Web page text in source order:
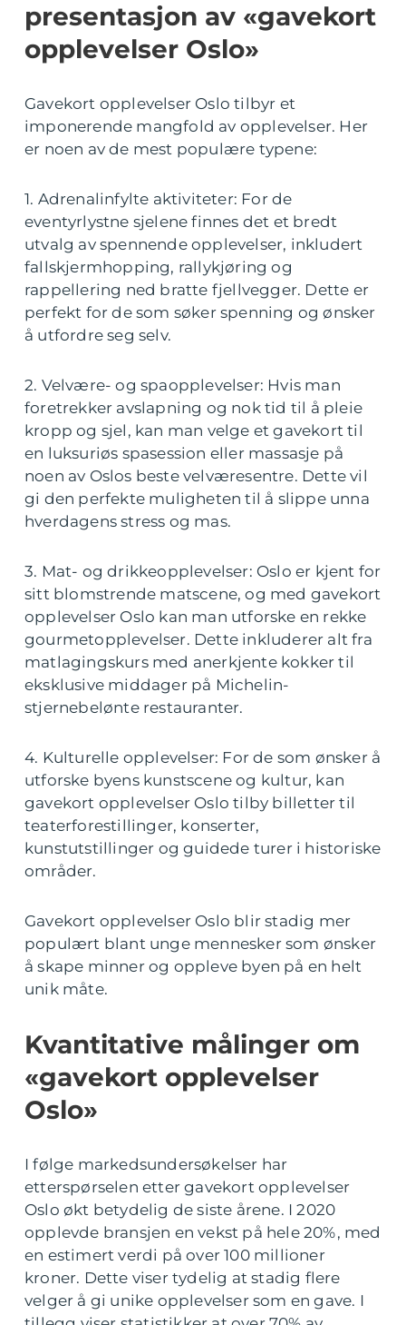
presentasjon av «gavekort
opplevelser Oslo»
Gavekort opplevelser Oslo tilbyr et
imponerende mangfold av opplevelser. Her
er noen av de mest populære typene:
1. Adrenalinfylte aktiviteter: For de
eventyrlystne sjelene finnes det et bredt
utvalg av spennende opplevelser, inkludert
fallskjermhopping, rallykjøring og
rappellering ned bratte fjellvegger. Dette er
perfekt for de som søker spenning og ønsker
å utfordre seg selv.
2. Velvære- og spaopplevelser: Hvis man
foretrekker avslapning og nok tid til å pleie
kropp og sjel, kan man velge et gavekort til
en luksuriøs spasession eller massasje på
noen av Oslos beste velværesentre. Dette vil
gi den perfekte muligheten til å slippe unna
hverdagens stress og mas.
3. Mat- og drikkeopplevelser: Oslo er kjent for
sitt blomstrende matscene, og med gavekort
opplevelser Oslo kan man utforske en rekke
gourmetopplevelser. Dette inkluderer alt fra
matlagingskurs med anerkjente kokker til
eksklusive middager på Michelin-
stjernebelønte restauranter.
4. Kulturelle opplevelser: For de som ønsker å
utforske byens kunstscene og kultur, kan
gavekort opplevelser Oslo tilby billetter til
teaterforestillinger, konserter,
kunstutstillinger og guidede turer i historiske
områder.
Gavekort opplevelser Oslo blir stadig mer
populært blant unge mennesker som ønsker
å skape minner og oppleve byen på en helt
unik måte.
Kvantitative målinger om
«gavekort opplevelser
Oslo»
I følge markedsundersøkelser har
etterspørselen etter gavekort opplevelser
Oslo økt betydelig de siste årene. I 2020
opplevde bransjen en vekst på hele 20%, med
en estimert verdi på over 100 millioner
kroner. Dette viser tydelig at stadig flere
velger å gi unike opplevelser som en gave. I